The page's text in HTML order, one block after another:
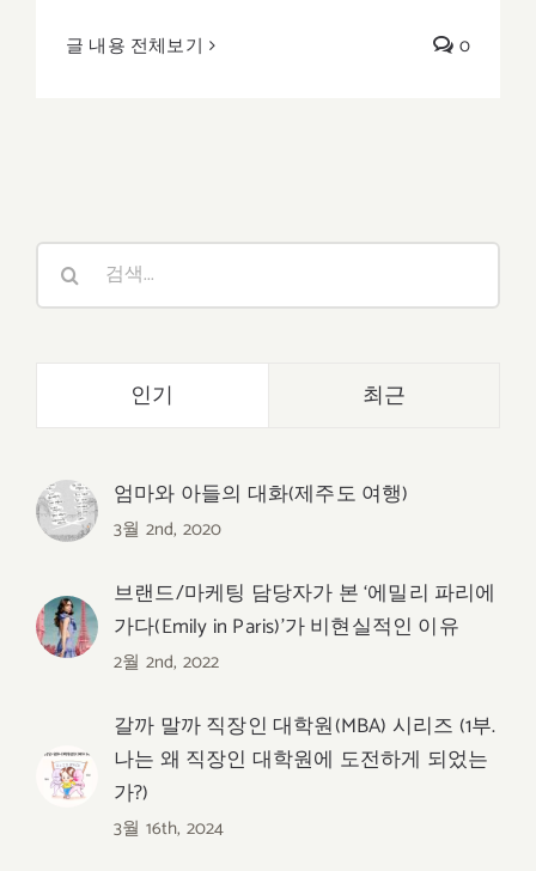
글 내용 전체보기 0
인기 최근
엄마와 아들의 대화(제주도 여행)
3월 2nd, 2020
브랜드/마케팅 담당자가 본 ‘에밀리 파리에
가다(Emily in Paris)’가 비현실적인 이유
2월 2nd, 2022
갈까 말까 직장인 대학원(MBA) 시리즈 (1부.
나는 왜 직장인 대학원에 도전하게 되었는
가?)
3월 16th, 2024